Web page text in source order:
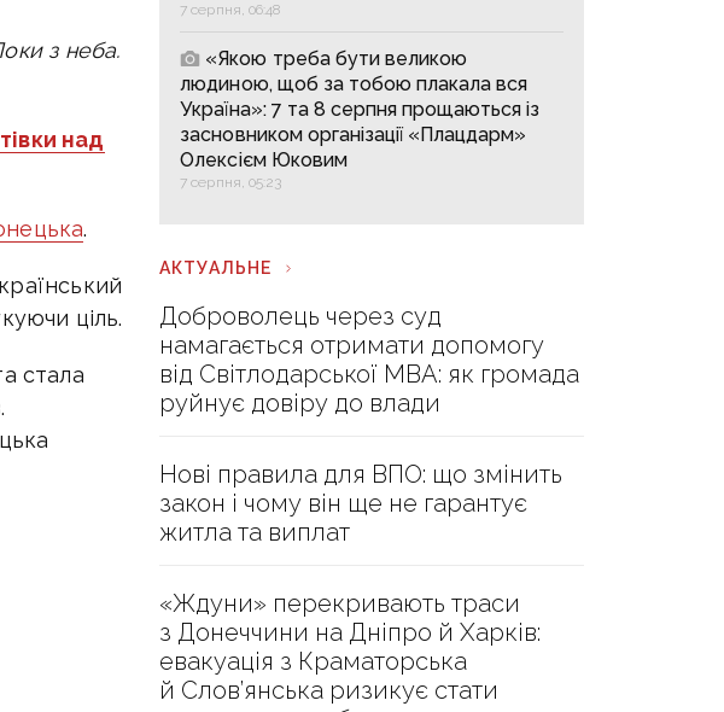
з неба.
над
.
ціль.
стала
7 серпня, 06:48
«Якою треба бути великою
людиною, щоб за тобою плакала вся
Україна»: 7 та 8 серпня прощаються із
засновником організації «Плацдарм»
Олексієм Юковим
7 серпня, 05:23
АКТУАЛЬНЕ
Доброволець через суд
намагається отримати допомогу
від Світлодарської МВА: як громада
руйнує довіру до влади
Нові правила для ВПО: що змінить
закон і чому він ще не гарантує
житла та виплат
«Ждуни» перекривають траси
з Донеччини на Дніпро й Харків:
евакуація з Краматорська
й Слов’янська ризикує стати